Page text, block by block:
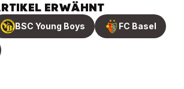
ERWÄHNT
BSC Young Boys FC Basel